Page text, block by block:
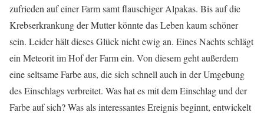
zufrieden auf einer Farm samt flauschiger Alpakas. Bis auf die
Krebserkrankung der Mutter könnte das Leben kaum schöner
sein. Leider hält dieses Glück nicht ewig an. Eines Nachts schlägt
ein Meteorit im Hof der Farm ein. Von diesem geht außerdem
eine seltsame Farbe aus, die sich schnell auch in der Umgebung
des Einschlags verbreitet. Was hat es mit dem Einschlag und der
Farbe auf sich? Was als interessantes Ereignis beginnt, entwickelt